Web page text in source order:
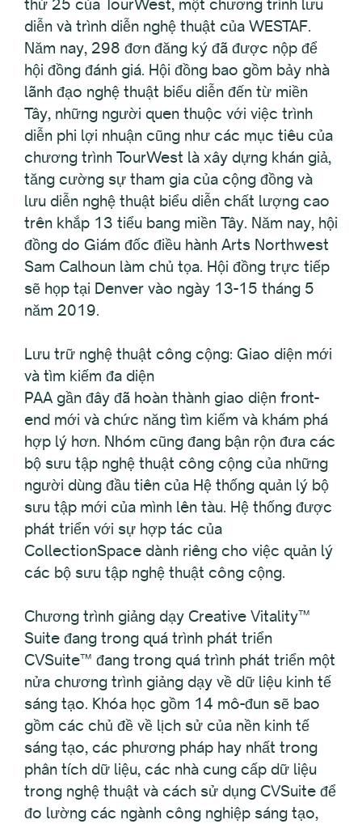
thứ 25 của TourWest, một chương trình lưu
diễn và trình diễn nghệ thuật của WESTAF.
Năm nay, 298 đơn đăng ký đã được nộp để
hội đồng đánh giá. Hội đồng bao gồm bảy nhà
lãnh đạo nghệ thuật biểu diễn đến từ miền
Tây, những người quen thuộc với việc trình
diễn phi lợi nhuận cũng như các mục tiêu của
chương trình TourWest là xây dựng khán giả,
tăng cường sự tham gia của cộng đồng và
lưu diễn nghệ thuật biểu diễn chất lượng cao
trên khắp 13 tiểu bang miền Tây. Năm nay, hội
đồng do Giám đốc điều hành Arts Northwest
Sam Calhoun làm chủ tọa. Hội đồng trực tiếp
sẽ họp tại Denver vào ngày 13-15 tháng 5
năm 2019.
Lưu trữ nghệ thuật công cộng: Giao diện mới
và tìm kiếm đa diện
PAA gần đây đã hoàn thành giao diện front-
end mới và chức năng tìm kiếm và khám phá
hợp lý hơn. Nhóm cũng đang bận rộn đưa các
bộ sưu tập nghệ thuật công cộng của những
người dùng đầu tiên của Hệ thống quản lý bộ
sưu tập mới của mình lên tàu. Hệ thống được
phát triển với sự hợp tác của
CollectionSpace dành riêng cho việc quản lý
các bộ sưu tập nghệ thuật công cộng.
Chương trình giảng dạy Creative Vitality™
Suite đang trong quá trình phát triển
CVSuite™ đang trong quá trình phát triển một
nửa chương trình giảng dạy về dữ liệu kinh tế
sáng tạo. Khóa học gồm 14 mô-đun sẽ bao
gồm các chủ đề về lịch sử của nền kinh tế
sáng tạo, các phương pháp hay nhất trong
phân tích dữ liệu, các nhà cung cấp dữ liệu
trong nghệ thuật và cách sử dụng CVSuite để
đo lường các ngành công nghiệp sáng tạo,